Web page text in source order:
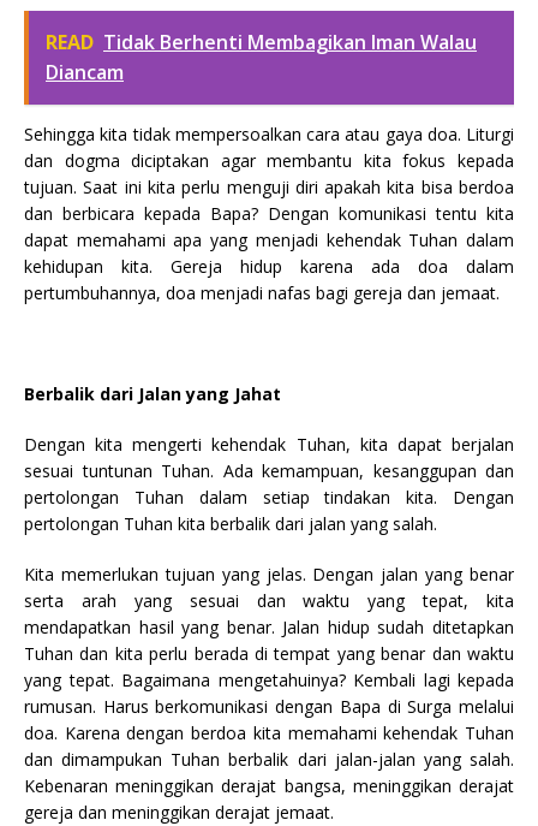
READ Tidak Berhenti Membagikan Iman Walau
Diancam
Sehingga kita tidak mempersoalkan cara atau gaya doa. Liturgi
dan dogma diciptakan agar membantu kita fokus kepada
tujuan. Saat ini kita perlu menguji diri apakah kita bisa berdoa
dan berbicara kepada Bapa? Dengan komunikasi tentu kita
dapat memahami apa yang menjadi kehendak Tuhan dalam
kehidupan kita. Gereja hidup karena ada doa dalam
pertumbuhannya, doa menjadi nafas bagi gereja dan jemaat.
Berbalik dari Jalan yang Jahat
Dengan kita mengerti kehendak Tuhan, kita dapat berjalan
sesuai tuntunan Tuhan. Ada kemampuan, kesanggupan dan
pertolongan Tuhan dalam setiap tindakan kita. Dengan
pertolongan Tuhan kita berbalik dari jalan yang salah.
Kita memerlukan tujuan yang jelas. Dengan jalan yang benar
serta arah yang sesuai dan waktu yang tepat, kita
mendapatkan hasil yang benar. Jalan hidup sudah ditetapkan
Tuhan dan kita perlu berada di tempat yang benar dan waktu
yang tepat. Bagaimana mengetahuinya? Kembali lagi kepada
rumusan. Harus berkomunikasi dengan Bapa di Surga melalui
doa. Karena dengan berdoa kita memahami kehendak Tuhan
dan dimampukan Tuhan berbalik dari jalan-jalan yang salah.
Kebenaran meninggikan derajat bangsa, meninggikan derajat
gereja dan meninggikan derajat jemaat.